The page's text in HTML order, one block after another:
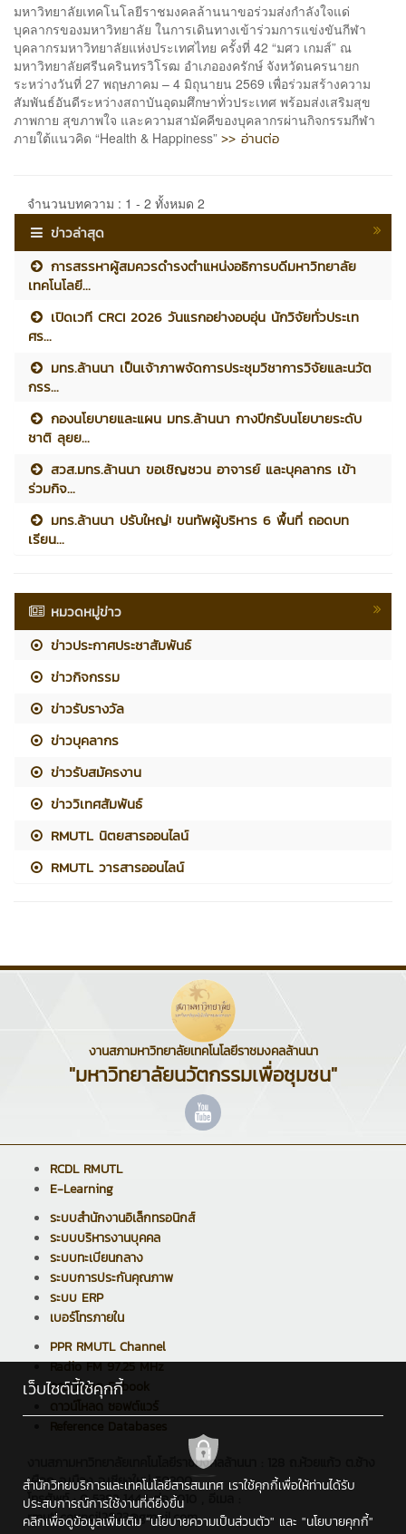
มหาวิทยาลัยเทคโนโลยีราชมงคลล้านนาขอร่วมส่งกำลังใจแด่
บุคลากรของมหาวิทยาลัย ในการเดินทางเข้าร่วมการแข่งขันกีฬา
บุคลากรมหาวิทยาลัยแห่งประเทศไทย ครั้งที่ 42 “มศว เกมส์” ณ
มหาวิทยาลัยศรีนครินทรวิโรฒ อำเภอองครักษ์ จังหวัดนครนายก
ระหว่างวันที่ 27 พฤษภาคม – 4 มิถุนายน 2569 เพื่อร่วมสร้างความ
สัมพันธ์อันดีระหว่างสถาบันอุดมศึกษาทั่วประเทศ พร้อมส่งเสริมสุข
ภาพกาย สุขภาพใจ และความสามัคคีของบุคลากรผ่านกิจกรรมกีฬา
ภายใต้แนวคิด “Health & Happiness” >> อ่านต่อ
จำนวนบทความ : 1 - 2 ทั้งหมด 2
ข่าวล่าสุด
การสรรหาผู้สมควรดำรงตำแหน่งอธิการบดีมหาวิทยาลัย
เทคโนโลยี...
เปิดเวที CRCI 2026 วันแรกอย่างอบอุ่น นักวิจัยทั่วประเท
ศร...
มทร.ล้านนา เป็นเจ้าภาพจัดการประชุมวิชาการวิจัยและนวัต
กรร...
กองนโยบายและแผน มทร.ล้านนา กางปีกรับนโยบายระดับ
ชาติ ลุยย...
สวส.มทร.ล้านนา ขอเชิญชวน อาจารย์ และบุคลากร เข้า
ร่วมกิจ...
มทร.ล้านนา ปรับใหญ่! ขนทัพผู้บริหาร 6 พื้นที่ ถอดบท
เรียน...
หมวดหมู่ข่าว
ข่าวประกาศประชาสัมพันธ์
ข่าวกิจกรรม
ข่าวรับรางวัล
ข่าวบุคลากร
ข่าวรับสมัครงาน
ข่าววิเทศสัมพันธ์
RMUTL นิตยสารออนไลน์
RMUTL วารสารออนไลน์
งานสภามหาวิทยาลัยเทคโนโลยีราชมงคลล้านนา
"มหาวิทยาลัยนวัตกรรมเพื่อชุมชน"
RCDL RMUTL
E-Learning
ระบบสำนักงานอิเล็กทรอนิกส์
ระบบบริหารงานบุคคล
ระบบทะเบียนกลาง
ระบบการประกันคุณภาพ
ระบบ ERP
เบอร์โทรภายใน
PPR RMUTL Channel
Radio FM 97.25 MHz
ดาวน์โหลด E-book
ดาวน์โหลด ซอฟต์แวร์
Reference Databases
งานสภามหาวิทยาลัยเทคโนโลยีราชมงคลล้านนา : 128 ถ.ห้วยแก้ว ต.ช้าง
เผือก อ.เมือง จ.เชียงใหม่ 50300
โทรศัพท์ : 0 5392 1444 ต่อ 1010 , อีเมล :
rmutl.council2023@gmail.com
เว็บไซต์นี้ใช้คุกกี้
สำนักวิทยบริการและเทคโนโลยีสารสนเทศ เราใช้คุกกี้เพื่อให้ท่านได้รับ
ประสบการณ์การใช้งานที่ดียิ่งขึ้น
คลิกเพื่อดูข้อมูลเพิ่มเติม "นโยบายความเป็นส่วนตัว" และ "นโยบายคุกกี้"